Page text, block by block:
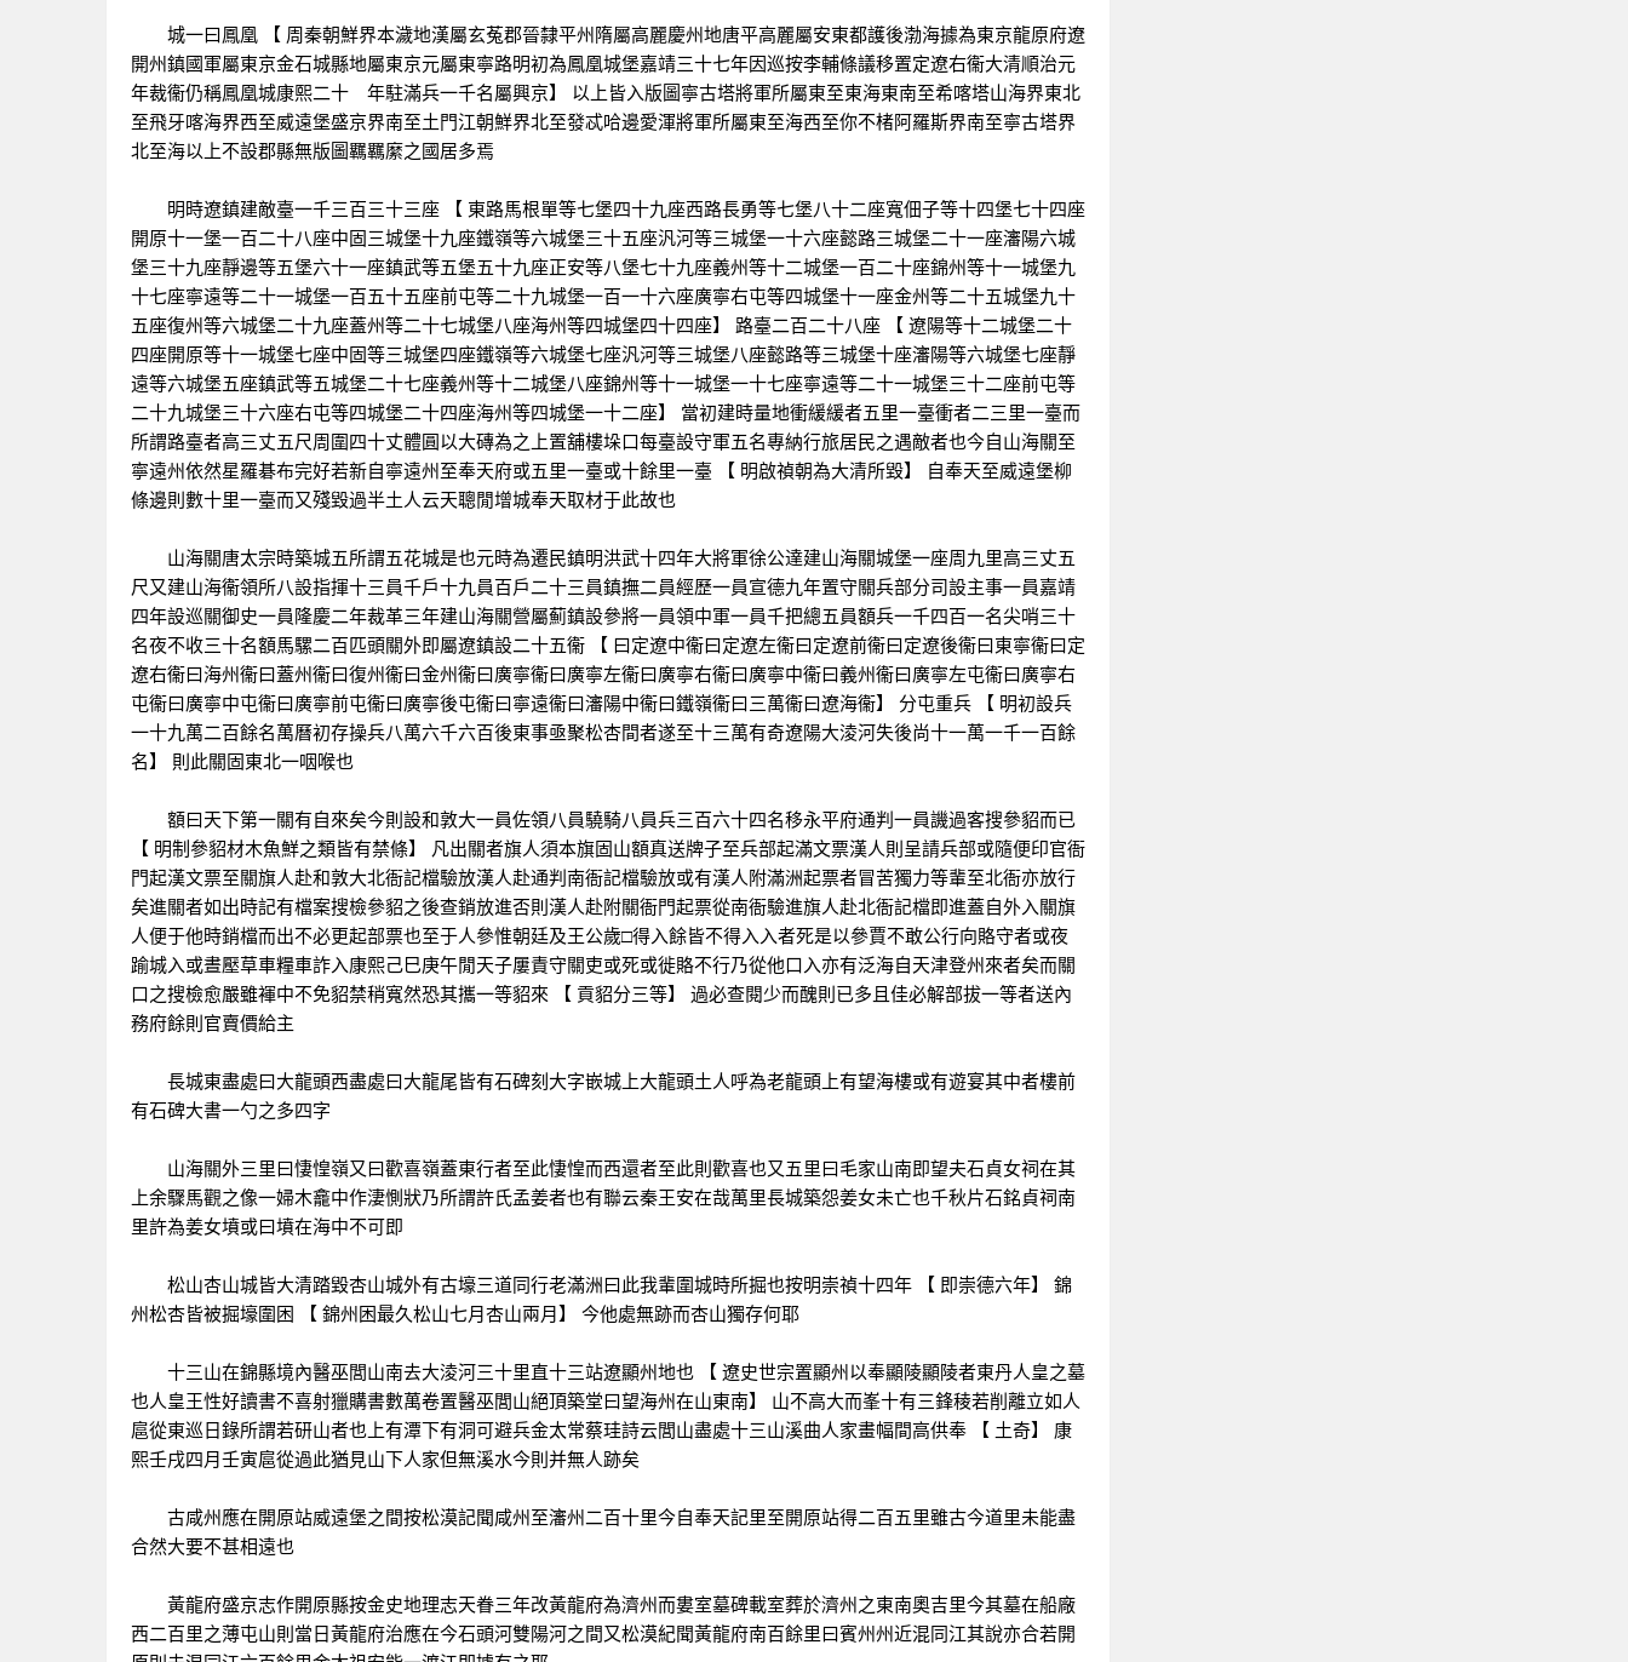
城一曰鳳凰 【 周秦朝鮮界本濊地漢屬玄菟郡晉隸平州隋屬高麗慶州地唐平高麗屬安東都護後渤海據為東京龍原府遼
開州鎮國軍屬東京金石城縣地屬東京元屬東寧路明初為鳳凰城堡嘉靖三十七年因巡按李輔條議移置定遼右衞大清順治元
年裁衞仍稱鳳凰城康熙二十 年駐滿兵一千名屬興京】 以上皆入版圖寧古塔將軍所屬東至東海東南至希喀塔山海界東北
至飛牙喀海界西至威遠堡盛京界南至土門江朝鮮界北至發忒哈邊愛渾將軍所屬東至海西至你不楮阿羅斯界南至寧古塔界
北至海以上不設郡縣無版圖羈羈縻之國居多焉
明時遼鎮建敵臺一千三百三十三座 【 東路馬根單等七堡四十九座西路長勇等七堡八十二座寬佃子等十四堡七十四座
開原十一堡一百二十八座中固三城堡十九座鐵嶺等六城堡三十五座汎河等三城堡一十六座懿路三城堡二十一座瀋陽六城
堡三十九座靜邊等五堡六十一座鎮武等五堡五十九座正安等八堡七十九座義州等十二城堡一百二十座錦州等十一城堡九
十七座寧遠等二十一城堡一百五十五座前屯等二十九城堡一百一十六座廣寧右屯等四城堡十一座金州等二十五城堡九十
五座復州等六城堡二十九座蓋州等二十七城堡八座海州等四城堡四十四座】 路臺二百二十八座 【 遼陽等十二城堡二十
四座開原等十一城堡七座中固等三城堡四座鐵嶺等六城堡七座汎河等三城堡八座懿路等三城堡十座瀋陽等六城堡七座靜
遠等六城堡五座鎮武等五城堡二十七座義州等十二城堡八座錦州等十一城堡一十七座寧遠等二十一城堡三十二座前屯等
二十九城堡三十六座右屯等四城堡二十四座海州等四城堡一十二座】 當初建時量地衝緩緩者五里一臺衝者二三里一臺而
所謂路臺者高三丈五尺周圍四十丈體圓以大磚為之上置舖樓垛口每臺設守軍五名專納行旅居民之遇敵者也今自山海關至
寧遠州依然星羅碁布完好若新自寧遠州至奉天府或五里一臺或十餘里一臺 【 明啟禎朝為大清所毀】 自奉天至威遠堡柳
條邊則數十里一臺而又殘毀過半土人云天聰閒增城奉天取材于此故也
山海關唐太宗時築城五所謂五花城是也元時為遷民鎮明洪武十四年大將軍徐公達建山海關城堡一座周九里高三丈五
尺又建山海衞領所八設指揮十三員千戶十九員百戶二十三員鎮撫二員經歷一員宣德九年置守關兵部分司設主事一員嘉靖
四年設巡關御史一員隆慶二年裁革三年建山海關營屬薊鎮設參將一員領中軍一員千把總五員額兵一千四百一名尖哨三十
名夜不收三十名額馬騾二百匹頭關外即屬遼鎮設二十五衞 【 曰定遼中衞曰定遼左衞曰定遼前衞曰定遼後衞曰東寧衞曰定
遼右衞曰海州衞曰蓋州衞曰復州衞曰金州衞曰廣寧衞曰廣寧左衞曰廣寧右衞曰廣寧中衞曰義州衞曰廣寧左屯衞曰廣寧右
屯衞曰廣寧中屯衞曰廣寧前屯衞曰廣寧後屯衞曰寧遠衞曰瀋陽中衞曰鐵嶺衞曰三萬衞曰遼海衞】 分屯重兵 【 明初設兵
一十九萬二百餘名萬曆初存操兵八萬六千六百後東事亟聚松杏間者遂至十三萬有奇遼陽大淩河失後尚十一萬一千一百餘
名】 則此關固東北一咽喉也
額曰天下第一關有自來矣今則設和敦大一員佐領八員驍騎八員兵三百六十四名移永平府通判一員譏過客搜參貂而已
【 明制參貂材木魚鮮之類皆有禁條】 凡出關者旗人須本旗固山額真送牌子至兵部起滿文票漢人則呈請兵部或隨便印官衙
門起漢文票至關旗人赴和敦大北衙記檔驗放漢人赴通判南衙記檔驗放或有漢人附滿洲起票者冒苦獨力等輩至北衙亦放行
矣進關者如出時記有檔案搜檢參貂之後查銷放進否則漢人赴附關衙門起票從南衙驗進旗人赴北衙記檔即進蓋自外入關旗
人便于他時銷檔而出不必更起部票也至于人參惟朝廷及王公歲□得入餘皆不得入入者死是以參賈不敢公行向賂守者或夜
踰城入或晝壓草車糧車詐入康熙己巳庚午閒天子屢責守關吏或死或徙賂不行乃從他口入亦有泛海自天津登州來者矣而關
口之搜檢愈嚴雖褌中不免貂禁稍寬然恐其攜一等貂來 【 貢貂分三等】 過必查閱少而醜則已多且佳必解部拔一等者送內
務府餘則官賣價給主
長城東盡處曰大龍頭西盡處曰大龍尾皆有石碑刻大字嵌城上大龍頭土人呼為老龍頭上有望海樓或有遊宴其中者樓前
有石碑大書一勺之多四字
山海關外三里曰悽惶嶺又曰歡喜嶺蓋東行者至此悽惶而西還者至此則歡喜也又五里曰毛家山南即望夫石貞女祠在其
上余驟馬觀之像一婦木龕中作淒惻狀乃所謂許氏孟姜者也有聯云秦王安在哉萬里長城築怨姜女未亡也千秋片石銘貞祠南
里許為姜女墳或曰墳在海中不可即
松山杏山城皆大清踏毀杏山城外有古壕三道同行老滿洲曰此我輩圍城時所掘也按明崇禎十四年 【 即崇德六年】 錦
州松杏皆被掘壕圍困 【 錦州困最久松山七月杏山兩月】 今他處無跡而杏山獨存何耶
十三山在錦縣境內醫巫閭山南去大淩河三十里直十三站遼顯州地也 【 遼史世宗置顯州以奉顯陵顯陵者東丹人皇之墓
也人皇王性好讀書不喜射獵購書數萬卷置醫巫閭山絕頂築堂曰望海州在山東南】 山不高大而峯十有三鋒稜若削離立如人
扈從東巡日錄所謂若研山者也上有潭下有洞可避兵金太常蔡珪詩云閭山盡處十三山溪曲人家畫幅間高供奉 【 土奇】 康
熙壬戌四月壬寅扈從過此猶見山下人家但無溪水今則并無人跡矣
古咸州應在開原站威遠堡之間按松漠記聞咸州至瀋州二百十里今自奉天記里至開原站得二百五里雖古今道里未能盡
合然大要不甚相遠也
黃龍府盛京志作開原縣按金史地理志天眷三年改黃龍府為濟州而婁室墓碑載室葬於濟州之東南奧吉里今其墓在船廠
西二百里之薄屯山則當日黃龍府治應在今石頭河雙陽河之間又松漠紀聞黃龍府南百餘里曰賓州州近混同江其說亦合若開